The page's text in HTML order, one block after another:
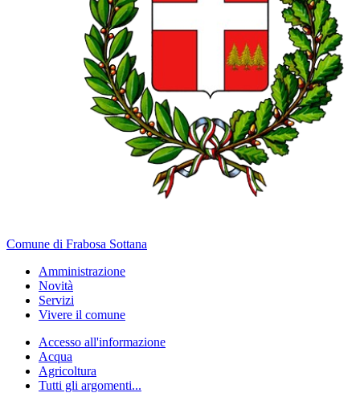
Comune di Frabosa Sottana
Amministrazione
Novità
Servizi
Vivere il comune
Accesso all'informazione
Acqua
Agricoltura
Tutti gli argomenti...